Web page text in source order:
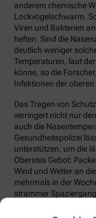
anderem chemische
Lockvogelschwarm.
Viren und Bakterien
heften. Sind die
deutlich weniger
Temperaturen, laut
könne, so die
Infektionen der
Das Tragen von
verringert nicht nur
auch die
Gesundheitspolizei
unterstützen, um die
Oberstes Gebot:
Wind und Wetter an
mehrmals in der
strammer
Regelmäßige